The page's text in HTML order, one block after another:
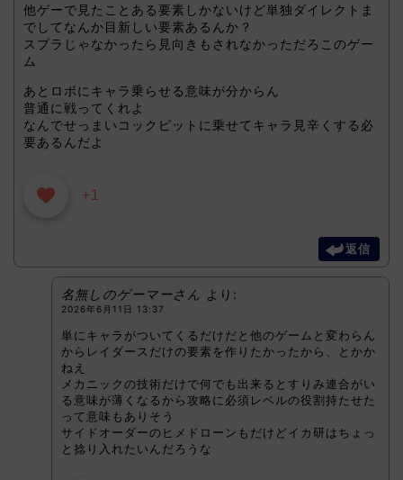
他ゲーで見たことある要素しかないけど単独ダイレクトま
でしてなんか目新しい要素あるんか？
スプラじゃなかったら見向きもされなかっただろこのゲー
ム
あとロボにキャラ乗らせる意味が分からん
普通に戦ってくれよ
なんでせっまいコックピットに乗せてキャラ見辛くする必
要あるんだよ
+1
返信
名無しのゲーマーさん より:
2026年6月11日 13:37
単にキャラがついてくるだけだと他のゲームと変わらん
からレイダースだけの要素を作りたかったから、とかか
ねえ
メカニックの技術だけで何でも出来るとすりみ連合がい
る意味が薄くなるから攻略に必須レベルの役割持たせた
って意味もありそう
サイドオーダーのヒメドローンもだけどイカ研はちょっ
と捻り入れたいんだろうな